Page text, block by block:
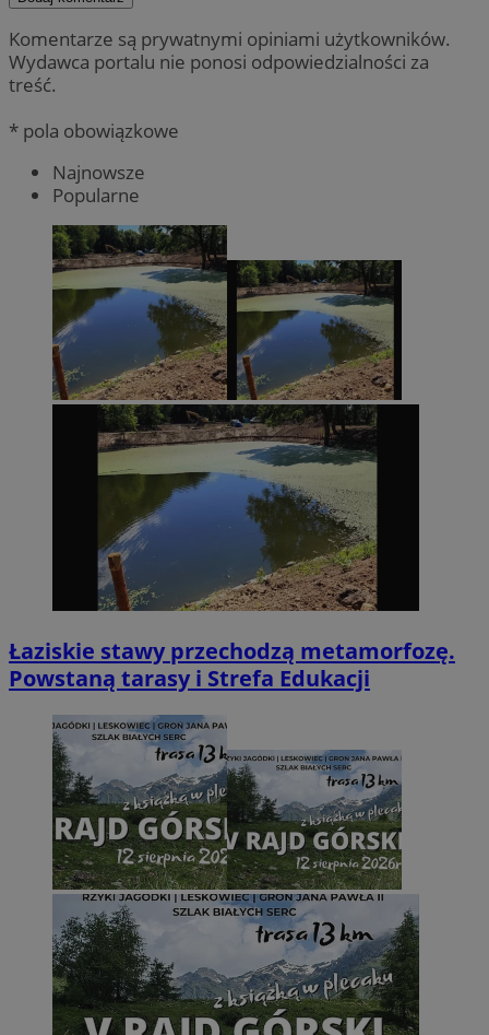
Komentarze są prywatnymi opiniami użytkowników.
Wydawca portalu nie ponosi odpowiedzialności za
treść.
* pola obowiązkowe
Najnowsze
Popularne
Łaziskie stawy przechodzą metamorfozę.
Powstaną tarasy i Strefa Edukacji